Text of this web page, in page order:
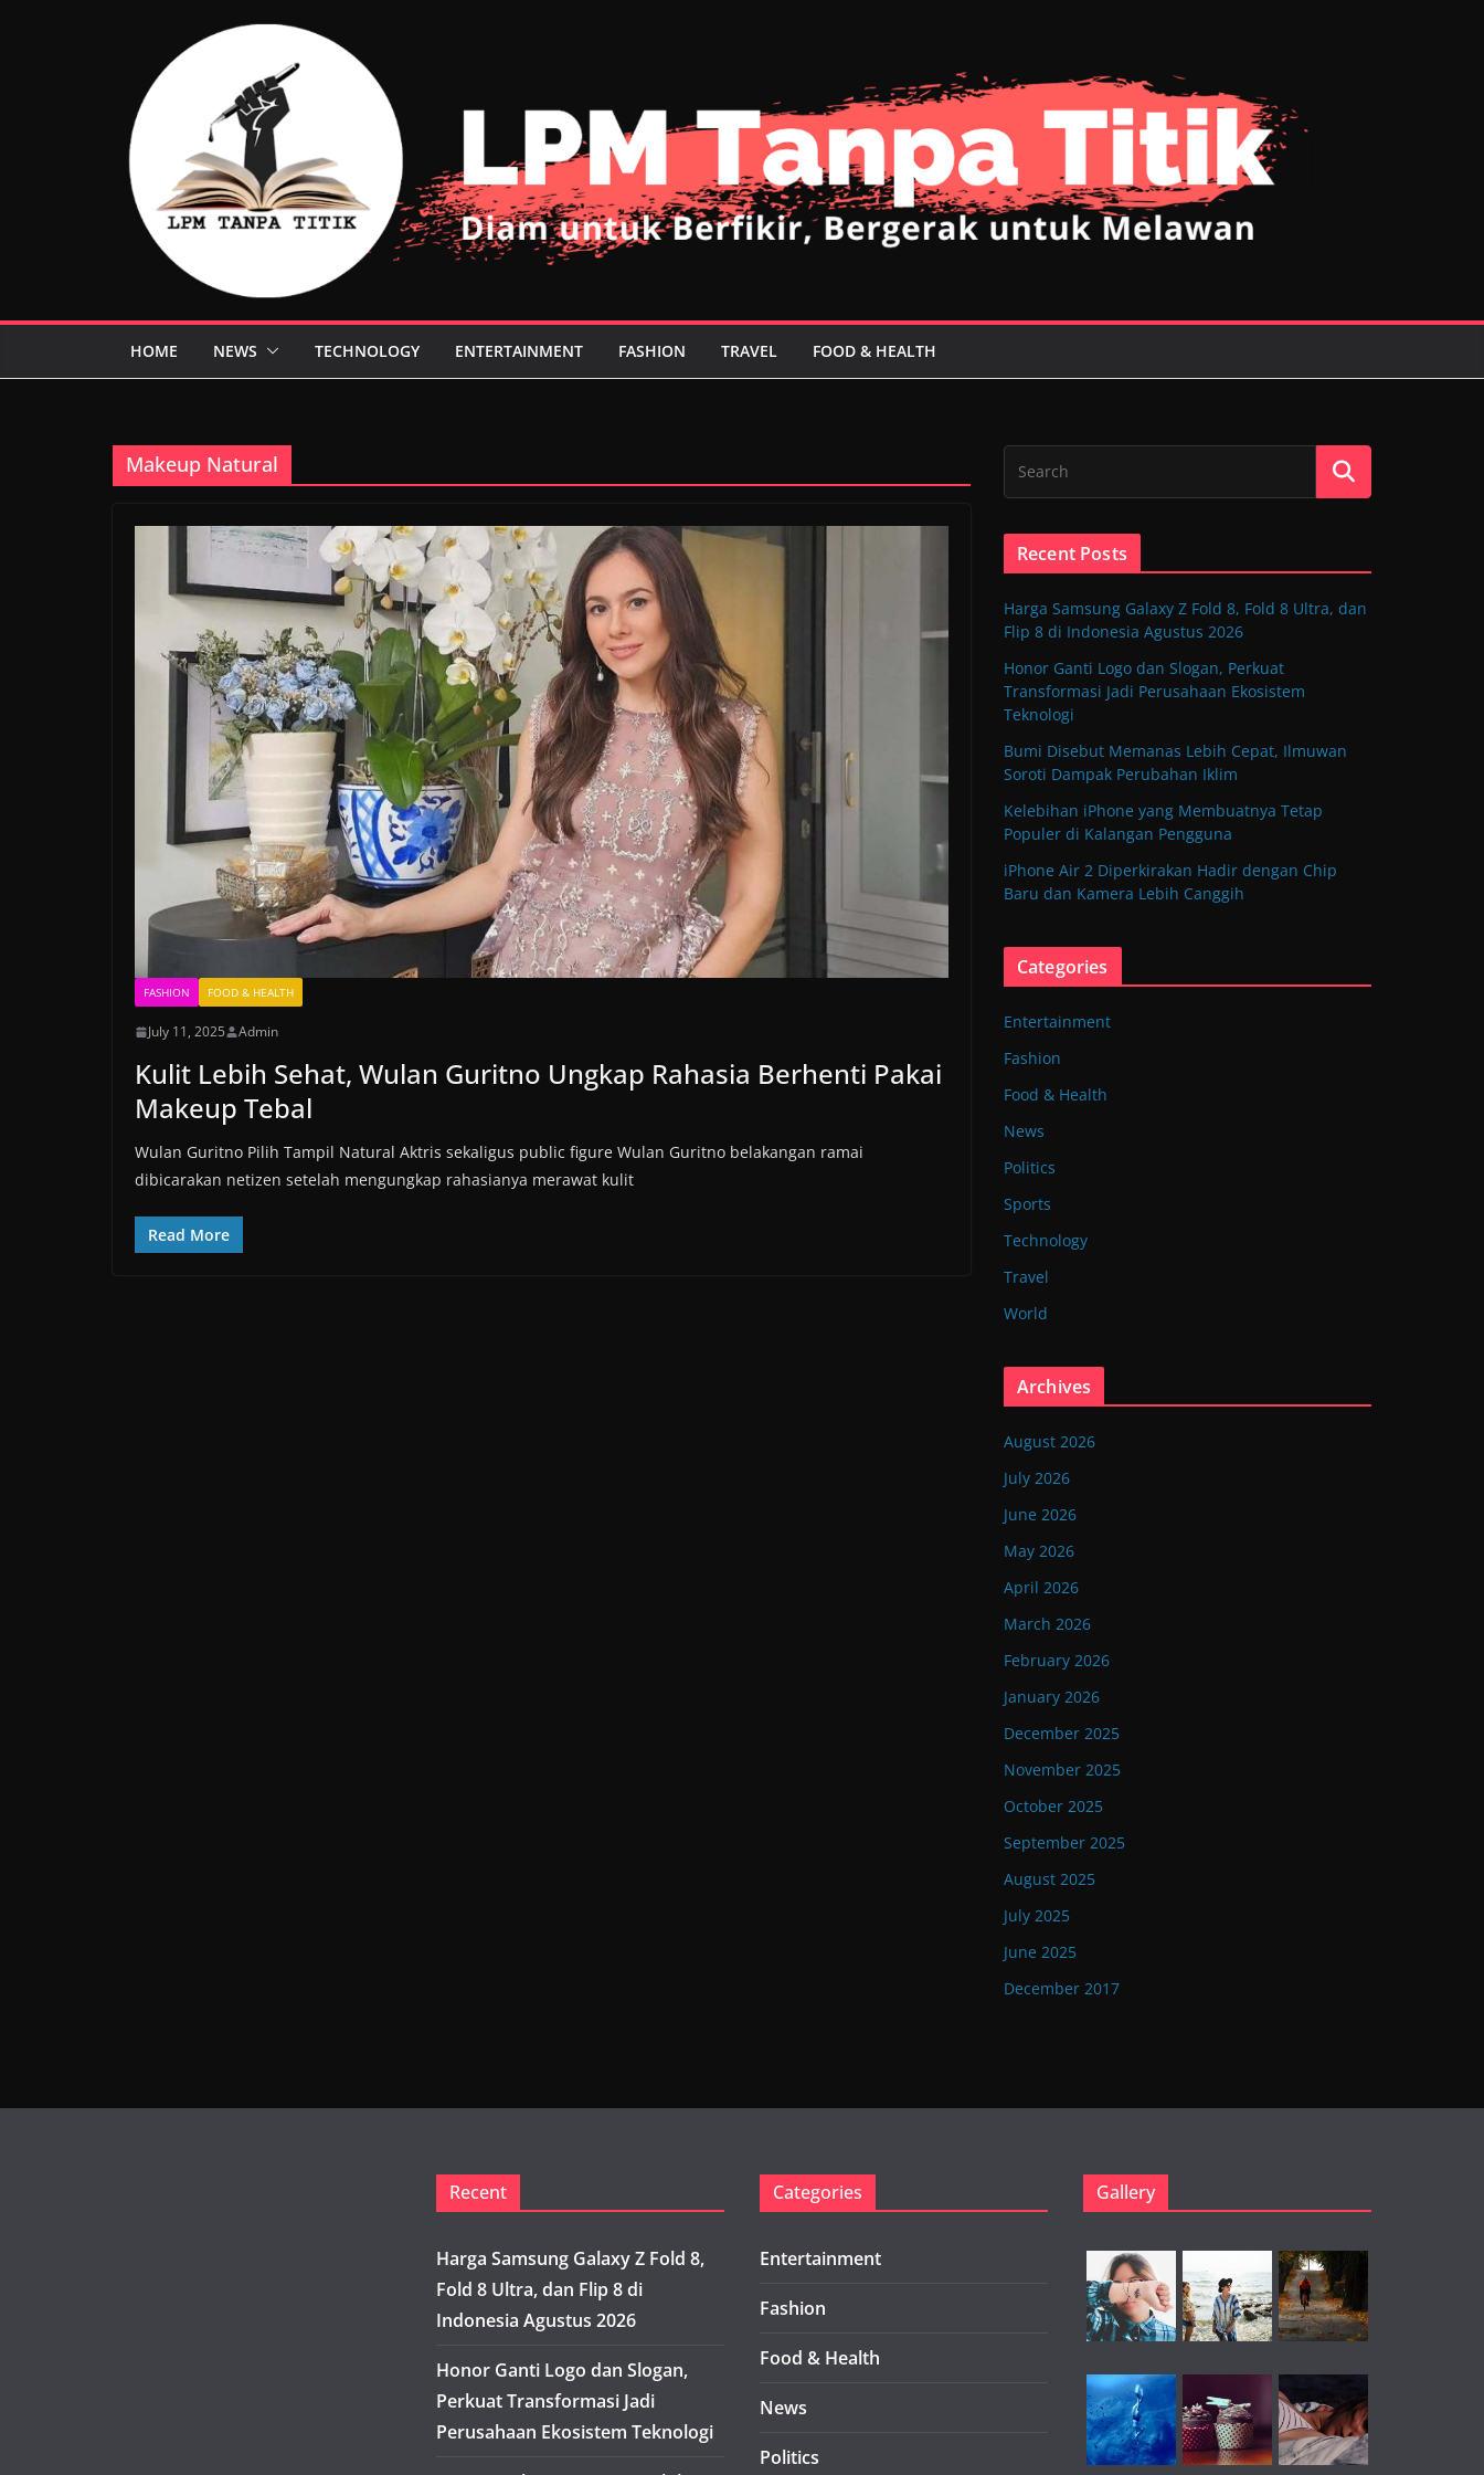
HOME NEWS TECHNOLOGY ENTERTAINMENT FASHION TRAVEL FOOD & HEALTH
Makeup Natural
FASHION FOOD & HEALTH
July 11, 2025 Admin
Kulit Lebih Sehat, Wulan Guritno Ungkap Rahasia Berhenti Pakai
Makeup Tebal
Wulan Guritno Pilih Tampil Natural Aktris sekaligus public figure Wulan Guritno belakangan ramai
dibicarakan netizen setelah mengungkap rahasianya merawat kulit
Read More
Recent Posts
Harga Samsung Galaxy Z Fold 8, Fold 8 Ultra, dan
Flip 8 di Indonesia Agustus 2026
Honor Ganti Logo dan Slogan, Perkuat
Transformasi Jadi Perusahaan Ekosistem
Teknologi
Bumi Disebut Memanas Lebih Cepat, Ilmuwan
Soroti Dampak Perubahan Iklim
Kelebihan iPhone yang Membuatnya Tetap
Populer di Kalangan Pengguna
iPhone Air 2 Diperkirakan Hadir dengan Chip
Baru dan Kamera Lebih Canggih
Categories
Entertainment
Fashion
Food & Health
News
Politics
Sports
Technology
Travel
World
Archives
August 2026
July 2026
June 2026
May 2026
April 2026
March 2026
February 2026
January 2026
December 2025
November 2025
October 2025
September 2025
August 2025
July 2025
June 2025
December 2017
Recent
Harga Samsung Galaxy Z Fold 8,
Fold 8 Ultra, dan Flip 8 di
Indonesia Agustus 2026
Honor Ganti Logo dan Slogan,
Perkuat Transformasi Jadi
Perusahaan Ekosistem Teknologi
Categories
Entertainment
Fashion
Food & Health
News
Politics
Gallery